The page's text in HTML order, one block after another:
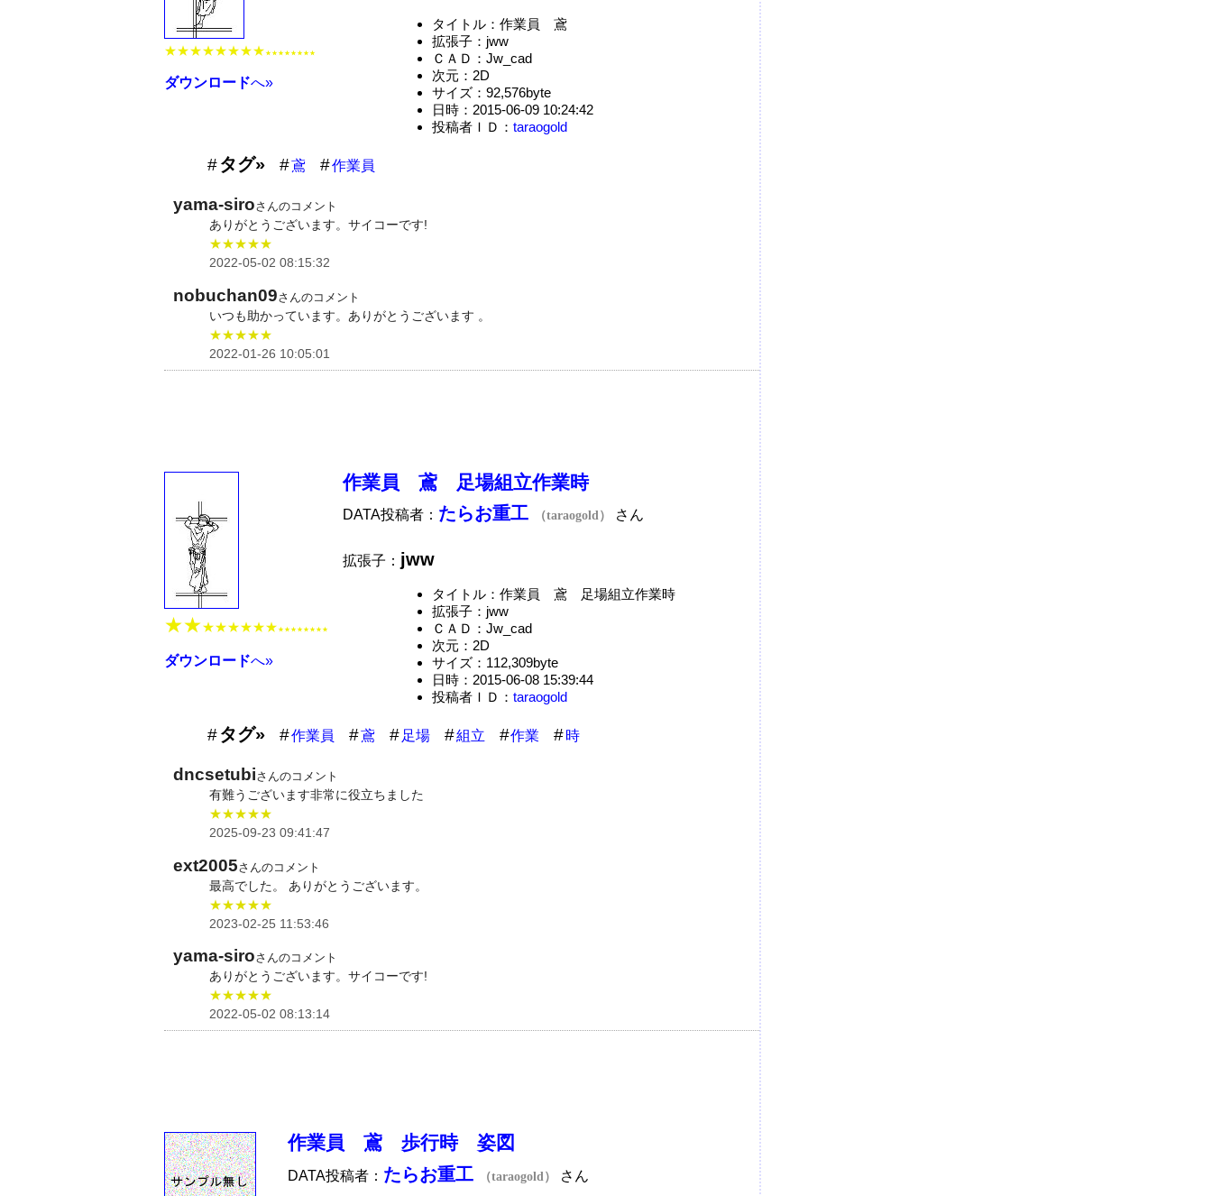
★★★★★★★★ ★★★★★★★★
ダウンロードへ»
タイトル：作業員 鳶
拡張子：jww
ＣＡＤ：Jw_cad
次元：2D
サイズ：92,576byte
日時：2015-06-09 10:24:42
投稿者ＩＤ： taraogold
タグ» 鳶 作業員
yama-siroさんのコメント
ありがとうございます。サイコーです!
★★★★★
2022-05-02 08:15:32
nobuchan09さんのコメント
いつも助かっています。ありがとうございます 。
★★★★★
2022-01-26 10:05:01
★★★★★★★★ ★★★★★★★★
ダウンロードへ»
作業員 鳶 足場組立作業時
DATA投稿者： たらお重工 （taraogold） さん
拡張子： jww
タイトル：作業員 鳶 足場組立作業時
拡張子：jww
ＣＡＤ：Jw_cad
次元：2D
サイズ：112,309byte
日時：2015-06-08 15:39:44
投稿者ＩＤ： taraogold
タグ» 作業員 鳶 足場 組立 作業 時
dncsetubiさんのコメント
有難うございます非常に役立ちました
★★★★★
2025-09-23 09:41:47
ext2005さんのコメント
最高でした。 ありがとうございます。
★★★★★
2023-02-25 11:53:46
yama-siroさんのコメント
ありがとうございます。サイコーです!
★★★★★
2022-05-02 08:13:14
作業員 鳶 歩行時 姿図
DATA投稿者： たらお重工 （taraogold） さん